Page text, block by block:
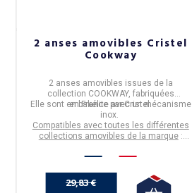
2 anses amovibles Cristel
Cookway
2 anses amovibles issues de la
collection COOKWAY, fabriquées
enFranceparCristel.
Elle sont en bakélite avec un mécanisme
inox.
Compatibles avec toutes les différentes
collections amovibles de la marque:
29,83 €